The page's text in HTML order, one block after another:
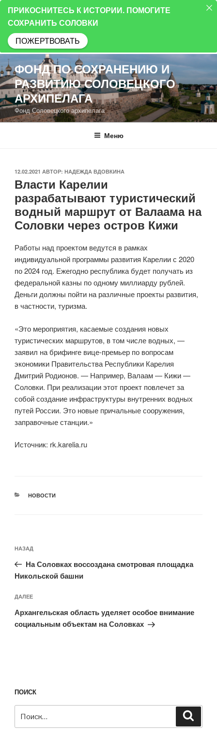
Перейти
к
содержимому
ФОНД ПО СОХРАНЕНИЮ И
РАЗВИТИЮ СОЛОВЕЦКОГО
АРХИПЕЛАГА
Фонд Соловецкого архипелага
Меню
ОПУБЛИКОВАНО
12.02.2021 АВТОР: НАДЕЖДА ВДОВКИНА
Власти Карелии
разрабатывают туристический
водный маршрут от Валаама на
Соловки через остров Кижи
Работы над проектом ведутся в рамках
индивидуальной программы развития Карелии с 2020
по 2024 год. Ежегодно республика будет получать из
федеральной казны по одному миллиарду рублей.
Деньги должны пойти на различные проекты развития,
в частности, туризма.
«Это мероприятия, касаемые создания новых
туристических маршрутов, в том числе водных, —
заявил на брифинге вице-премьер по вопросам
экономики Правительства Республики Карелия
Дмитрий Родионов. — Например, Валаам — Кижи —
Соловки. При реализации этот проект повлечет за
собой создание инфраструктуры внутренних водных
путей России. Это новые причальные сооружения,
заправочные станции.»
Источник: rk.karelia.ru
РУБРИКИ
НОВОСТИ
по
записям
Предыдущая
запись:
НАЗАД
На Соловках воссоздана смотровая площадка
Никольской башни
Следующая
запись
ДАЛЕЕ
Архангельская область уделяет особое внимание
социальным объектам на Соловках
ПОИСК
ПРИКОСНИТЕСЬ К ИСТОРИИ. ПОМОГИТЕ
СОХРАНИТЬ СОЛОВКИ
ПОЖЕРТВОВАТЬ